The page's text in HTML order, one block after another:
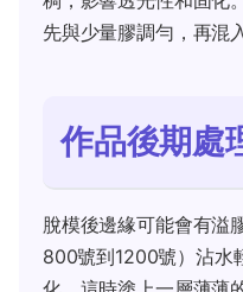
先與少量膠調勻，再混
作品後期處
脫模後邊緣可能會有溢
800號到1200號）沾水